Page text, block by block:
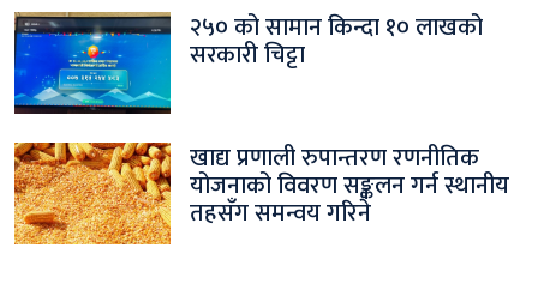
२५० को सामान किन्दा १० लाखको
सरकारी चिट्टा
खाद्य प्रणाली रुपान्तरण रणनीतिक
योजनाको विवरण सङ्कलन गर्न स्थानीय
तहसँग समन्वय गरिने